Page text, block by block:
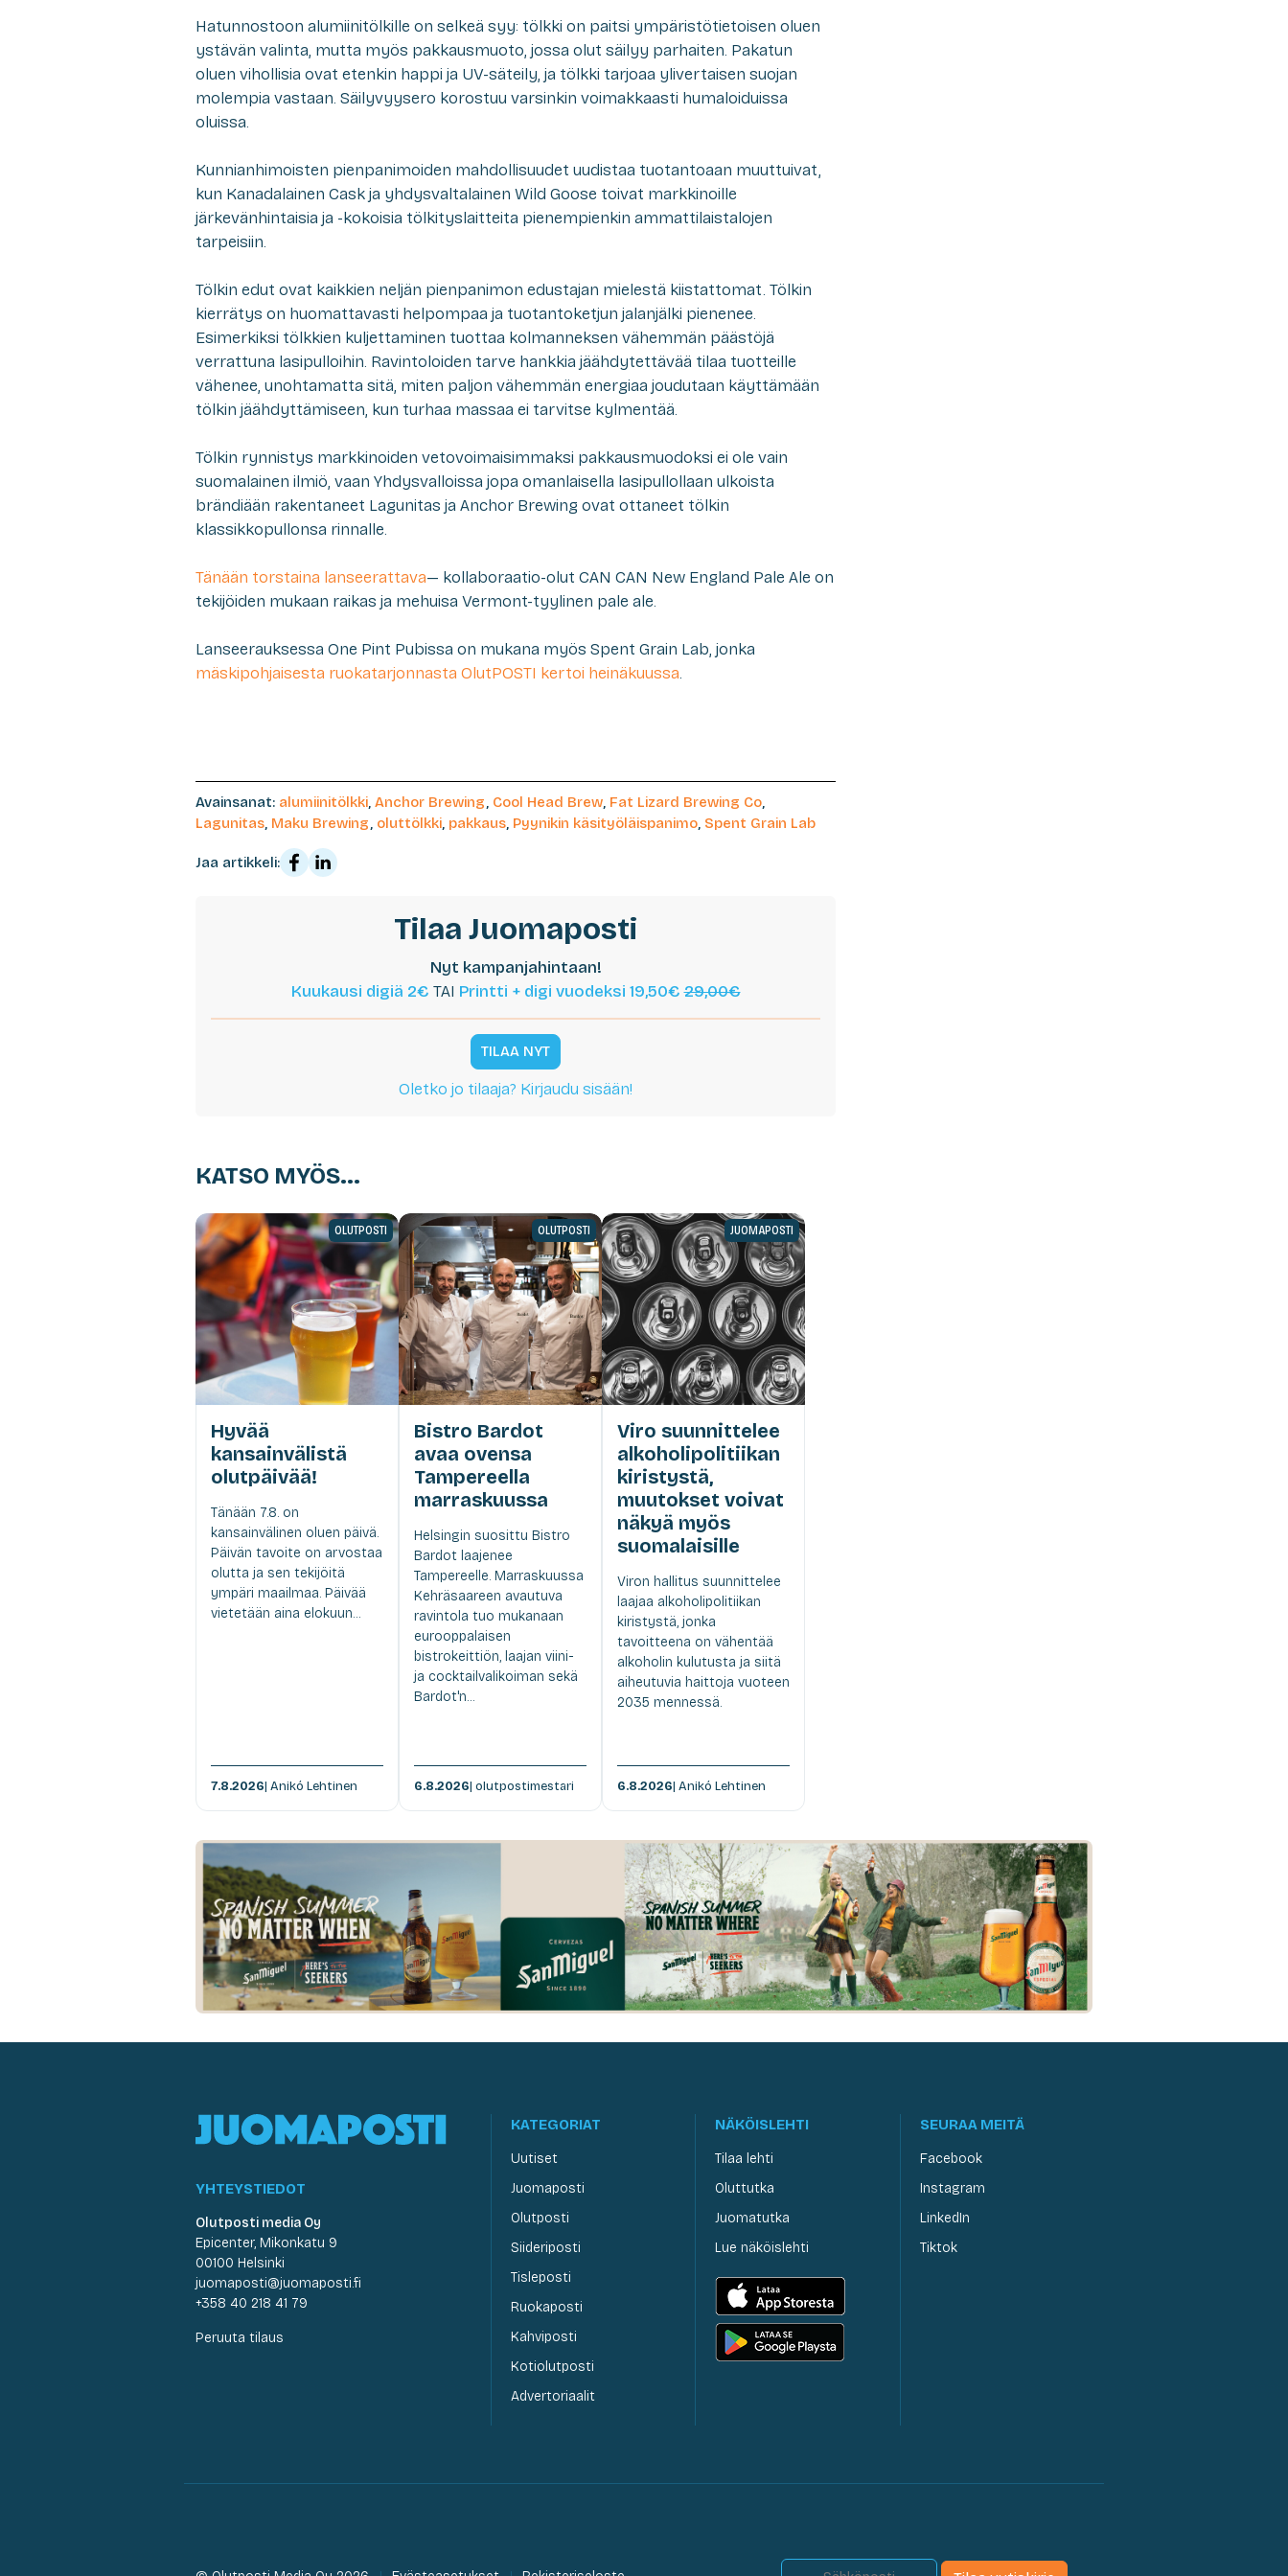
Hatunnostoon alumiinitölkille on selkeä syy: tölkki on paitsi ympäristötietoisen oluen
ystävän valinta, mutta myös pakkausmuoto, jossa olut säilyy parhaiten. Pakatun
oluen vihollisia ovat etenkin happi ja UV-säteily, ja tölkki tarjoaa ylivertaisen suojan
molempia vastaan. Säilyvyysero korostuu varsinkin voimakkaasti humaloiduissa
oluissa.
Kunnianhimoisten pienpanimoiden mahdollisuudet uudistaa tuotantoaan muuttuivat,
kun Kanadalainen Cask ja yhdysvaltalainen Wild Goose toivat markkinoille
järkevänhintaisia ja -kokoisia tölkityslaitteita pienempienkin ammattilaistalojen
tarpeisiin.
Tölkin edut ovat kaikkien neljän pienpanimon edustajan mielestä kiistattomat. Tölkin
kierrätys on huomattavasti helpompaa ja tuotantoketjun jalanjälki pienenee.
Esimerkiksi tölkkien kuljettaminen tuottaa kolmanneksen vähemmän päästöjä
verrattuna lasipulloihin. Ravintoloiden tarve hankkia jäähdytettävää tilaa tuotteille
vähenee, unohtamatta sitä, miten paljon vähemmän energiaa joudutaan käyttämään
tölkin jäähdyttämiseen, kun turhaa massaa ei tarvitse kylmentää.
Tölkin rynnistys markkinoiden vetovoimaisimmaksi pakkausmuodoksi ei ole vain
suomalainen ilmiö, vaan Yhdysvalloissa jopa omanlaisella lasipullollaan ulkoista
brändiään rakentaneet Lagunitas ja Anchor Brewing ovat ottaneet tölkin
klassikkopullonsa rinnalle.
Tänään torstaina lanseerattava— kollaboraatio-olut CAN CAN New England Pale Ale on
tekijöiden mukaan raikas ja mehuisa Vermont-tyylinen pale ale.
Lanseerauksessa One Pint Pubissa on mukana myös Spent Grain Lab, jonka
mäskipohjaisesta ruokatarjonnasta OlutPOSTI kertoi heinäkuussa.
Avainsanat: alumiinitölkki, Anchor Brewing, Cool Head Brew, Fat Lizard Brewing Co,
Lagunitas, Maku Brewing, oluttölkki, pakkaus, Pyynikin käsityöläispanimo, Spent Grain Lab
Jaa artikkeli:
Tilaa Juomaposti
Nyt kampanjahintaan!
Kuukausi digiä 2€ TAI Printti + digi vuodeksi 19,50€29,00€
TILAA NYT
Oletko jo tilaaja? Kirjaudu sisään!
KATSO MYÖS...
OLUTPOSTI
Hyvää
kansainvälistä
olutpäivää!
Tänään 7.8. on
kansainvälinen oluen päivä.
Päivän tavoite on arvostaa
olutta ja sen tekijöitä
ympäri maailmaa. Päivää
vietetään aina elokuun...
7.8.2026| Anikó Lehtinen
OLUTPOSTI
Bistro Bardot
avaa ovensa
Tampereella
marraskuussa
Helsingin suosittu Bistro
Bardot laajenee
Tampereelle. Marraskuussa
Kehräsaareen avautuva
ravintola tuo mukanaan
eurooppalaisen
bistrokeittiön, laajan viini-
ja cocktailvalikoiman sekä
Bardot'n...
6.8.2026| olutpostimestari
JUOMAPOSTI
Viro suunnittelee
alkoholipolitiikan
kiristystä,
muutokset voivat
näkyä myös
suomalaisille
Viron hallitus suunnittelee
laajaa alkoholipolitiikan
kiristystä, jonka
tavoitteena on vähentää
alkoholin kulutusta ja siitä
aiheutuvia haittoja vuoteen
2035 mennessä.
6.8.2026| Anikó Lehtinen
YHTEYSTIEDOT
Olutposti media Oy
Epicenter, Mikonkatu 9
00100 Helsinki
juomaposti@juomaposti.fi
+358 40 218 41 79
Peruuta tilaus
KATEGORIAT
Uutiset
Juomaposti
Olutposti
Siideriposti
Tisleposti
Ruokaposti
Kahviposti
Kotiolutposti
Advertoriaalit
NÄKÖISLEHTI
Tilaa lehti
Oluttutka
Juomatutka
Lue näköislehti
SEURAA MEITÄ
Facebook
Instagram
LinkedIn
Tiktok